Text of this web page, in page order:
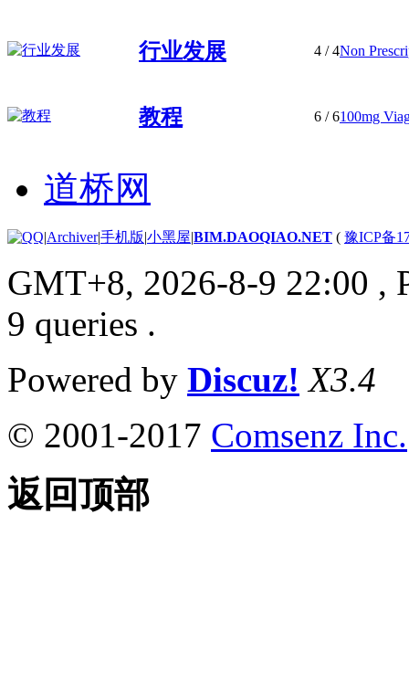
行业发展 4 / 4Non
教程 6 / 6100mg
道桥网
|Archiver|手机版|小黑屋|BIM.DAOQIAO.NET ( 豫ICP备
GMT+8, 2026-8-9 22:00 ,
9 queries .
Powered by Discuz! X3.4
© 2001-2017 Comsenz Inc.
返回顶部